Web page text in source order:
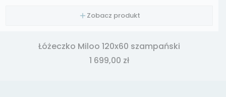
Zobacz produkt
Łóżeczko Miloo 120x60 szampański
Cena
1 699,00 zł